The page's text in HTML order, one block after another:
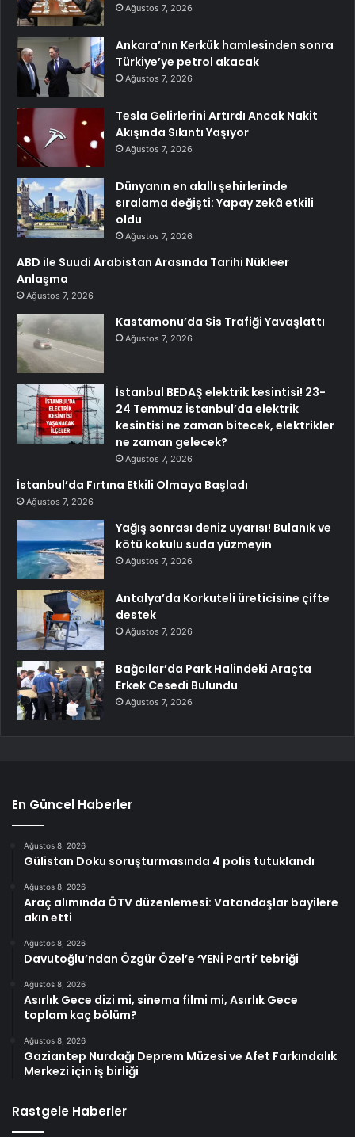
Ağustos 7, 2026
Ankara’nın Kerkük hamlesinden sonra
Türkiye’ye petrol akacak
Ağustos 7, 2026
Tesla Gelirlerini Artırdı Ancak Nakit
Akışında Sıkıntı Yaşıyor
Ağustos 7, 2026
Dünyanın en akıllı şehirlerinde
sıralama değişti: Yapay zekâ etkili
oldu
Ağustos 7, 2026
ABD ile Suudi Arabistan Arasında Tarihi Nükleer
Anlaşma
Ağustos 7, 2026
Kastamonu’da Sis Trafiği Yavaşlattı
Ağustos 7, 2026
İstanbul BEDAŞ elektrik kesintisi! 23-
24 Temmuz İstanbul’da elektrik
kesintisi ne zaman bitecek, elektrikler
ne zaman gelecek?
Ağustos 7, 2026
İstanbul’da Fırtına Etkili Olmaya Başladı
Ağustos 7, 2026
Yağış sonrası deniz uyarısı! Bulanık ve
kötü kokulu suda yüzmeyin
Ağustos 7, 2026
Antalya’da Korkuteli üreticisine çifte
destek
Ağustos 7, 2026
Bağcılar’da Park Halindeki Araçta
Erkek Cesedi Bulundu
Ağustos 7, 2026
En Güncel Haberler
Ağustos 8, 2026
Gülistan Doku soruşturmasında 4 polis tutuklandı
Ağustos 8, 2026
Araç alımında ÖTV düzenlemesi: Vatandaşlar bayilere
akın etti
Ağustos 8, 2026
Davutoğlu’ndan Özgür Özel’e ‘YENİ Parti’ tebriği
Ağustos 8, 2026
Asırlık Gece dizi mi, sinema filmi mi, Asırlık Gece
toplam kaç bölüm?
Ağustos 8, 2026
Gaziantep Nurdağı Deprem Müzesi ve Afet Farkındalık
Merkezi için iş birliği
Rastgele Haberler